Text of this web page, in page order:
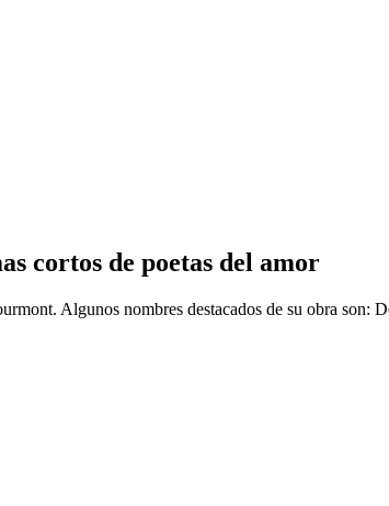
cortos de poetas del amor
Algunos nombres destacados de su obra son: